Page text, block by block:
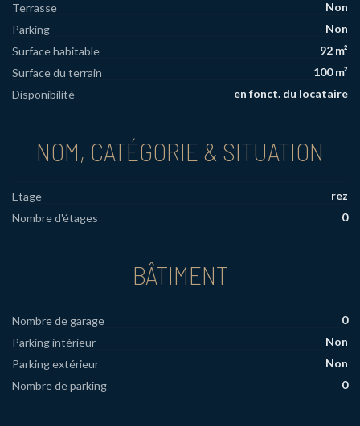
Terrasse
Non
Parking
Non
Surface habitable
92 m²
Surface du terrain
100 m²
Disponibilité
en fonct. du locataire
NOM, CATÉGORIE & SITUATION
Etage
rez
Nombre d'étages
0
BÂTIMENT
Nombre de garage
0
Parking intérieur
Non
Parking extérieur
Non
Nombre de parking
0